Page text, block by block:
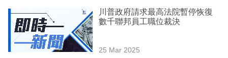
川普政府請求最高法院暫停恢復
數千聯邦員工職位裁決
25 Mar 2025